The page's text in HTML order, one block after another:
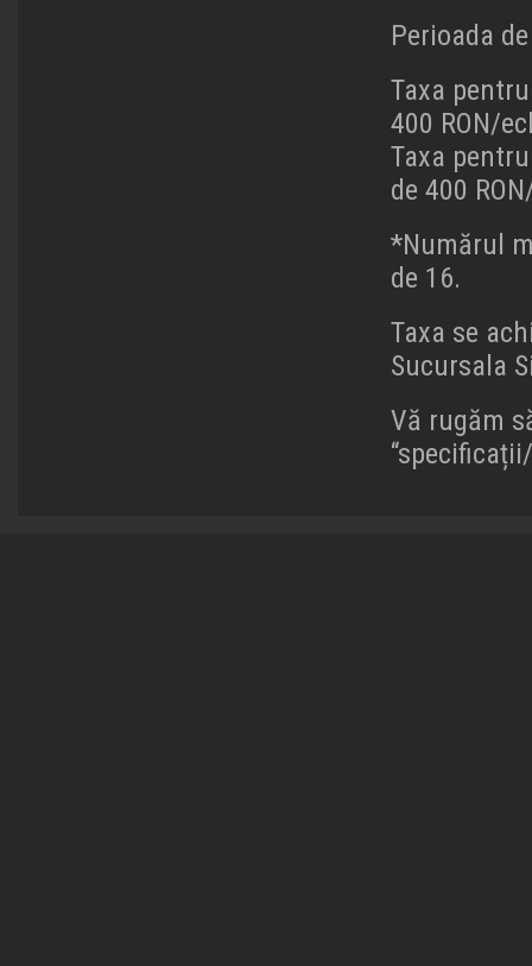
Perioada
Taxa
400 RON/
Taxa
de 400
*Numărul
de 16.
Taxa se
Sucursala
Vă rugăm